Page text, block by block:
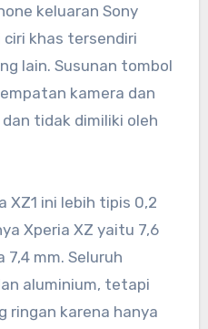
keluaran Sony
ciri khas tersendiri
lain. Susunan tombol
kamera dan
tidak dimiliki oleh
XZ1 ini lebih tipis 0,2
Xperia XZ yaitu 7,6
7,4 mm. Seluruh
aluminium, tetapi
ringan karena hanya